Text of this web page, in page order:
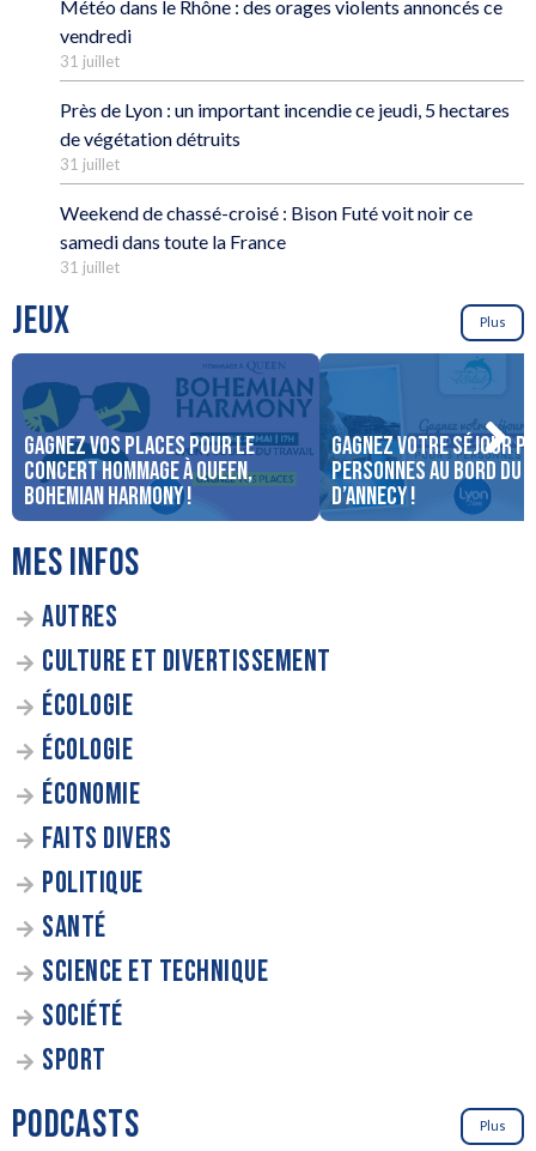
Météo dans le Rhône : des orages violents annoncés ce
vendredi
31 juillet
Près de Lyon : un important incendie ce jeudi, 5 hectares
de végétation détruits
31 juillet
Weekend de chassé-croisé : Bison Futé voit noir ce
samedi dans toute la France
31 juillet
JEUX Plus
Gagnez vos places pour le
concert Hommage à Queen,
Bohemian Harmony !
Gagnez votre séjour
personnes au bord du
d’Annecy !
MES INFOS
AUTRES
CULTURE ET DIVERTISSEMENT
ÉCOLOGIE
ÉCOLOGIE
ÉCONOMIE
FAITS DIVERS
POLITIQUE
SANTÉ
SCIENCE ET TECHNIQUE
SOCIÉTÉ
SPORT
PODCASTS Plus